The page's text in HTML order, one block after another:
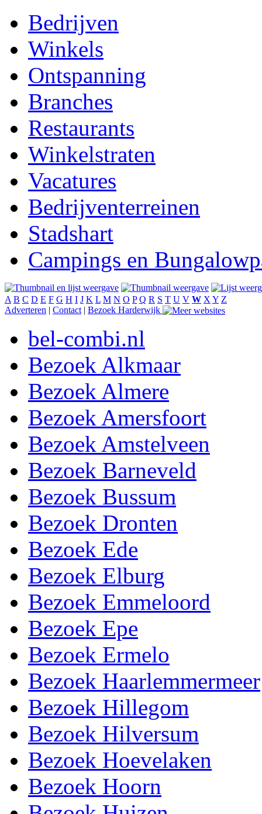
Bedrijven
Winkels
Ontspanning
Branches
Restaurants
Winkelstraten
Vacatures
Bedrijventerreinen
Stadshart
Campings en
A B C D E F G H I J K L M N O P Q R S T U V W X Y Z
Adverteren | Contact | Bezoek Harderwijk
bel-combi.nl
Bezoek Alkmaar
Bezoek Almere
Bezoek Amersfoort
Bezoek Amstelveen
Bezoek Barneveld
Bezoek Bussum
Bezoek Dronten
Bezoek Ede
Bezoek Elburg
Bezoek Emmeloord
Bezoek Epe
Bezoek Ermelo
Bezoek Haarlemmermeer
Bezoek Hillegom
Bezoek Hilversum
Bezoek Hoevelaken
Bezoek Hoorn